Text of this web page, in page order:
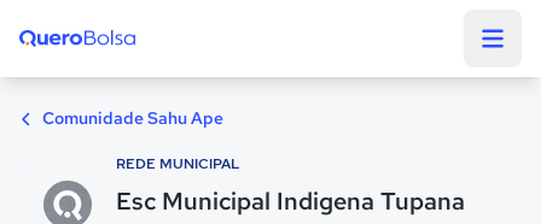
Comunidade Sahu Ape
REDE MUNICIPAL
Esc Municipal Indigena Tupana